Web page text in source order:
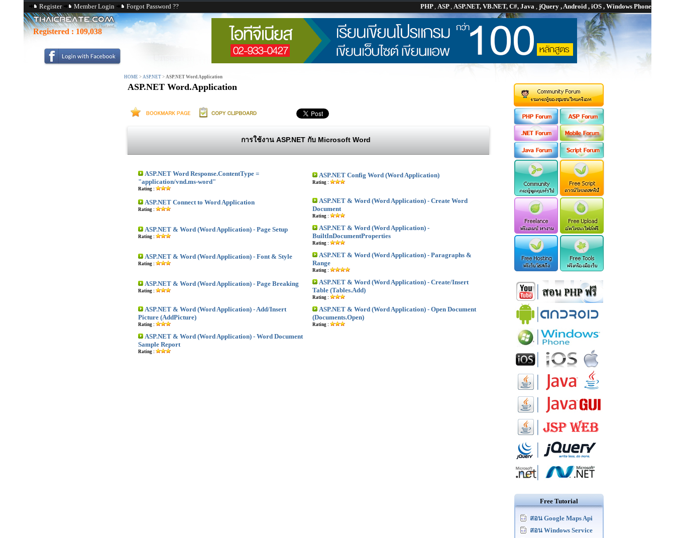
Register Member Login Forgot Password ?? PHP, ASP, ASP.NET, VB.NET, C#, Java , jQuery , Android , iOS , Windows Phone
Registered : 109,038
HOME > ASP.NET > ASP.NET Word.Application
ASP.NET Word.Application
การใช้งาน ASP.NET กับ Microsoft Word
ASP.NET Word Response.ContentType =
"application/vnd.ms-word"
Rating :
ASP.NET Config Word (Word Application)
Rating :
ASP.NET Connect to Word Application
Rating :
ASP.NET & Word (Word Application) - Create Word
Document
Rating :
ASP.NET & Word (Word Application) - Page Setup
Rating :
ASP.NET & Word (Word Application) -
BuiltInDocumentProperties
Rating :
ASP.NET & Word (Word Application) - Font & Style
Rating :
ASP.NET & Word (Word Application) - Paragraphs &
Range
Rating :
ASP.NET & Word (Word Application) - Page Breaking
Rating :
ASP.NET & Word (Word Application) - Create/Insert
Table (Tables.Add)
Rating :
ASP.NET & Word (Word Application) - Add/Insert
Picture (AddPicture)
Rating :
ASP.NET & Word (Word Application) - Open Document
(Documents.Open)
Rating :
ASP.NET & Word (Word Application) - Word Document
Sample Report
Rating :
Free Tutorial
สอน Google Maps Api
สอน Windows Service